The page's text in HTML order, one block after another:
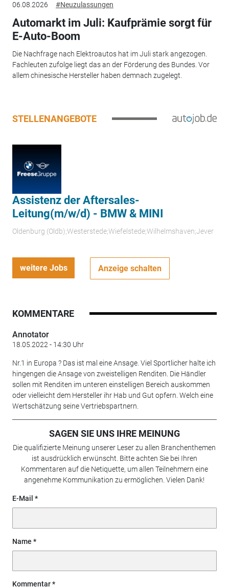
06.08.2026 #Neuzulassungen
Automarkt im Juli: Kaufprämie sorgt für
E-Auto-Boom
Die Nachfrage nach Elektroautos hat im Juli stark angezogen.
Fachleuten zufolge liegt das an der Förderung des Bundes. Vor
allem chinesische Hersteller haben demnach zugelegt.
STELLENANGEBOTE
Assistenz der Aftersales-
Leitung(m/w/d) - BMW & MINI
Oldenburg (Oldb);Westerstede;Wiefelstede;Wilhelmshaven;Jever
weitere Jobs Anzeige schalten
KOMMENTARE
Annotator
18.05.2022 - 14:30 Uhr
Nr.1 in Europa ? Das ist mal eine Ansage. Viel Sportlicher halte ich
hingengen die Ansage von zweistelligen Renditen. Die Händler
sollen mit Renditen im unteren einstelligen Bereich auskommen
oder vielleicht dem Hersteller ihr Hab und Gut opfern. Welch eine
Wertschätzung seine Vertriebspartnern.
SAGEN SIE UNS IHRE MEINUNG
Die qualifizierte Meinung unserer Leser zu allen Branchenthemen
ist ausdrücklich erwünscht. Bitte achten Sie bei Ihren
Kommentaren auf die Netiquette, um allen Teilnehmern eine
angenehme Kommunikation zu ermöglichen. Vielen Dank!
E-Mail
Name
Kommentar